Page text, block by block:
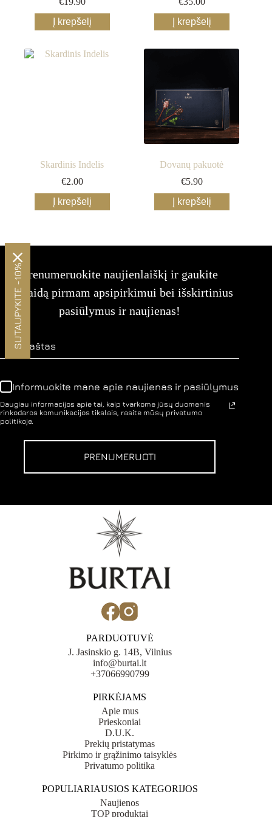
Į krepšelį
Į krepšelį
Skardinis Indelis
€2.00
Į krepšelį
Dovanų pakuotė
€5.90
Į krepšelį
Prenumeruokite naujienlaiškį ir gaukite
nuolaidą pirmam apsipirkimui bei išskirtinius
pasiūlymus ir naujienas!
Informuokite mane apie naujienas ir pasiūlymus
Daugiau informacijos apie tai, kaip tvarkome jūsų duomenis
rinkodaros komunikacijos tikslais, rasite mūsų privatumo
politikoje.
PRENUMERUOTI
PARDUOTUVĖ
J. Jasinskio g. 14B, Vilnius
info@burtai.lt
+37066990799
PIRKĖJAMS
Apie mus
Prieskoniai
D.U.K.
Prekių pristatymas
Pirkimo ir grąžinimo taisyklės
Privatumo politika
POPULIARIAUSIOS KATEGORIJOS
Naujienos
TOP produktai
SUTAUPYKITE -10%